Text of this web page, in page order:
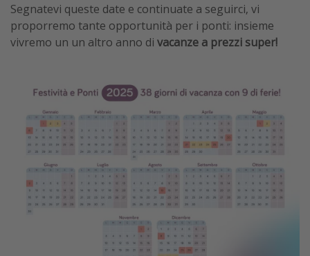
Segnatevi queste date e continuate a seguirci, vi
proporremo tante opportunità per i ponti: insieme
vivremo un un altro anno di vacanze a prezzi super!